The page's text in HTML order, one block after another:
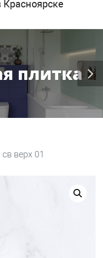
Красноярске
плитка
верх 01